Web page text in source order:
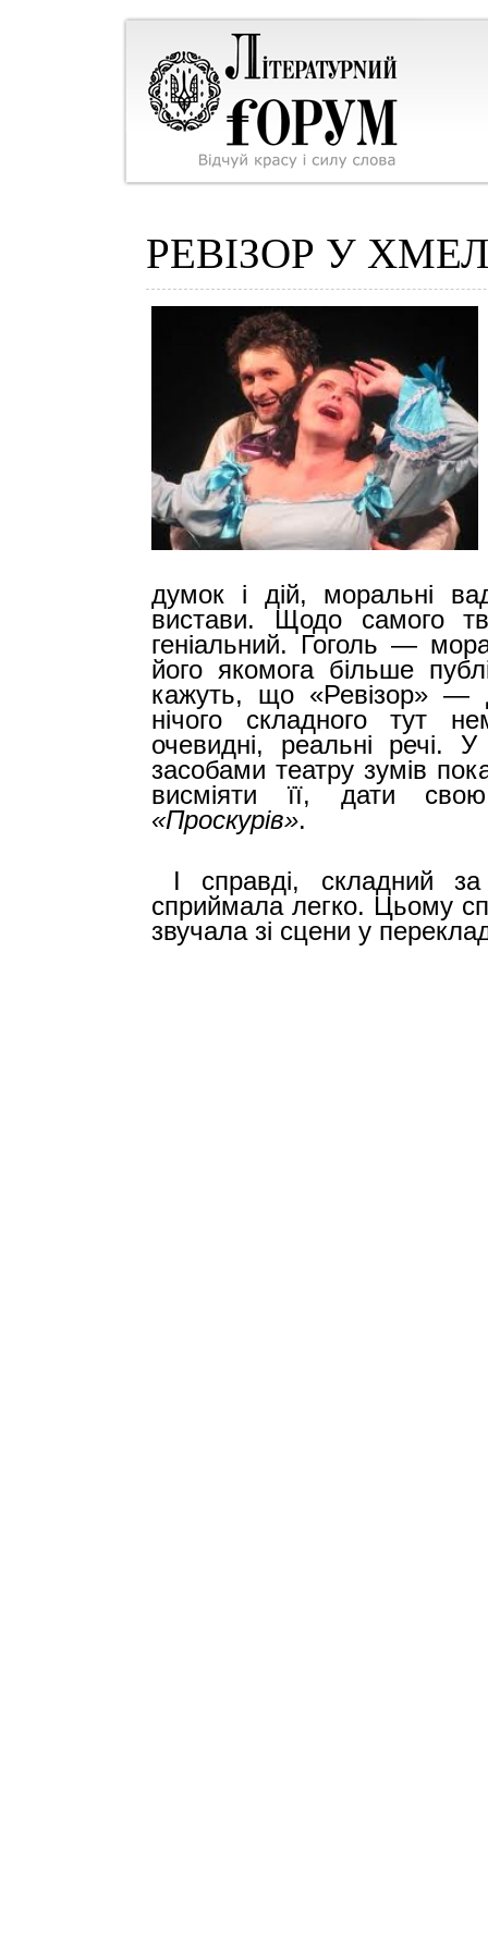
РЕВІЗОР У
думок і дій, моральні
вистави. Щодо самого
геніальний. Гоголь —
його якомога більше
кажуть, що «Ревізор» —
нічого складного тут
очевидні, реальні речі.
засобами театру зумів
висміяти її, дати
«Проскурів».
І справді, складний
сприймала легко. Цьому
звучала зі сцени у